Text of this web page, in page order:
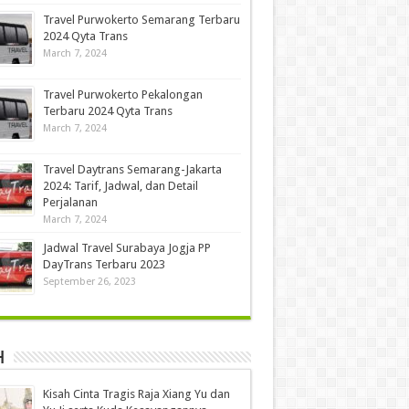
Travel Purwokerto Semarang Terbaru
2024 Qyta Trans
March 7, 2024
Travel Purwokerto Pekalongan
Terbaru 2024 Qyta Trans
March 7, 2024
Travel Daytrans Semarang-Jakarta
2024: Tarif, Jadwal, dan Detail
Perjalanan
March 7, 2024
Jadwal Travel Surabaya Jogja PP
DayTrans Terbaru 2023
September 26, 2023
Kisah Cinta Tragis Raja Xiang Yu dan